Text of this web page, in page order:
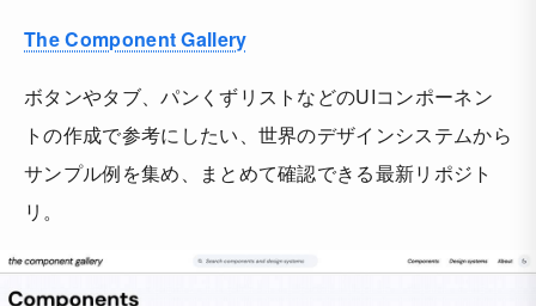
The Component Gallery
ボタンやタブ、パンくずリストなどのUIコンポーネン
トの作成で参考にしたい、世界のデザインシステムから
サンプル例を集め、まとめて確認できる最新リポジト
リ。